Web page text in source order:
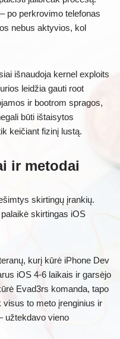
po perkrovimo telefonas
nebus aktyvios, kol
išnaudoja kernel exploits
leidžia gauti root
ir bootrom spragos,
būti ištaisytos
keičiant fizinį lustą.
ir metodai
skirtingų įrankių.
skirtingas iOS
kurį kūrė iPhone Dev
iOS 4-6 laikais ir garsėjo
Evad3rs komanda, tapo
visus to meto įrenginius ir
užtekdavo vieno